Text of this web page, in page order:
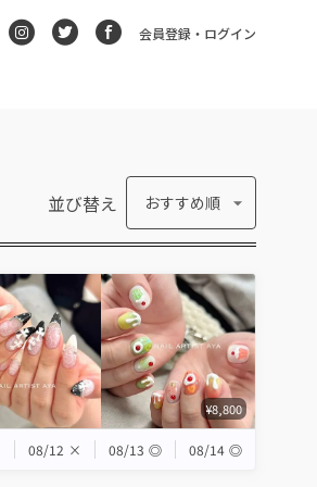
会員登録・ログイン
並び替え おすすめ順
¥8,800
08/12 × 08/13 ◎ 08/14 ◎